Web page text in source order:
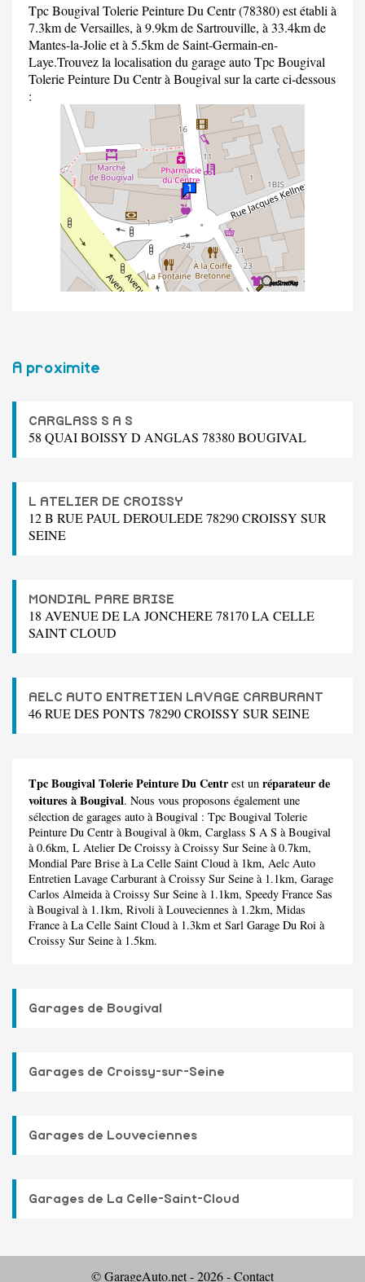
Tpc Bougival Tolerie Peinture Du Centr (78380) est établi à
7.3km de Versailles, à 9.9km de Sartrouville, à 33.4km de
Mantes-la-Jolie et à 5.5km de Saint-Germain-en-
Laye.Trouvez la localisation du garage auto Tpc Bougival
Tolerie Peinture Du Centr à Bougival sur la carte ci-dessous
:
A proximite
CARGLASS S A S
58 QUAI BOISSY D ANGLAS 78380 BOUGIVAL
L ATELIER DE CROISSY
12 B RUE PAUL DEROULEDE 78290 CROISSY SUR
SEINE
MONDIAL PARE BRISE
18 AVENUE DE LA JONCHERE 78170 LA CELLE
SAINT CLOUD
AELC AUTO ENTRETIEN LAVAGE CARBURANT
46 RUE DES PONTS 78290 CROISSY SUR SEINE
Tpc Bougival Tolerie Peinture Du Centrest un réparateur de
voitures à Bougival. Nous vous proposons également une
sélection de garages auto à Bougival : Tpc Bougival Tolerie
Peinture Du Centr à Bougival à 0km, Carglass S A S à Bougival
à 0.6km, L Atelier De Croissy à Croissy Sur Seine à 0.7km,
Mondial Pare Brise à La Celle Saint Cloud à 1km, Aelc Auto
Entretien Lavage Carburant à Croissy Sur Seine à 1.1km, Garage
Carlos Almeidaà Croissy Sur Seine à 1.1km, Speedy France Sas
à Bougival à 1.1km, Rivoli à Louveciennes à 1.2km, Midas
France à La Celle Saint Cloud à 1.3km et Sarl Garage Du Roi à
Croissy Sur Seine à 1.5km.
Garages de Bougival
Garages de Croissy-sur-Seine
Garages de Louveciennes
Garages de La Celle-Saint-Cloud
© GarageAuto.net - 2026 -Contact